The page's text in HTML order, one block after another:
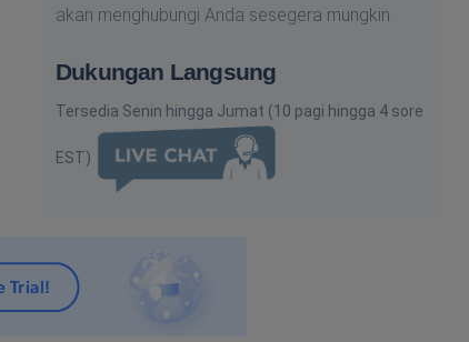
akan menghubungi Anda sesegera mungkin.
Dukungan Langsung
Tersedia Senin hingga Jumat (10 pagi hingga 4 sore
EST)